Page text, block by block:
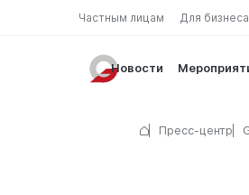
Частным лицам Для бизнеса
Новости
Пресс-центр